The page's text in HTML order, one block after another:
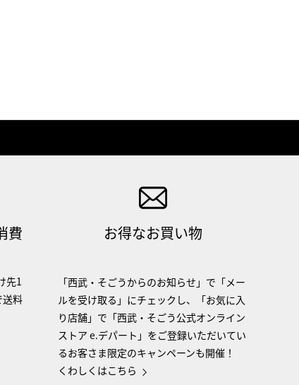
費
先1
送料
お得なお買い物
「西武・そごうからのお知らせ」で「メー
ルを受け取る」にチェックし、「お気に入
り店舗」で「西武・そごう公式オンライン
ストア e.デパート」をご登録いただいてい
るお客さま限定のキャンペーンも開催！
くわしくはこちら